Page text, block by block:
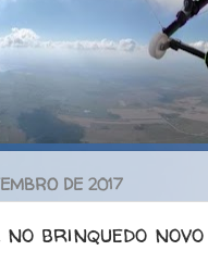
DE 2017
brinquedo novo